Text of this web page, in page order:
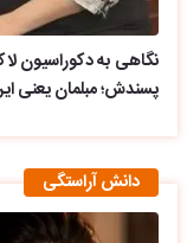
نگاهی به دکوراسیون
پسندش؛ مبلمان یعنی
دانش آراستگی